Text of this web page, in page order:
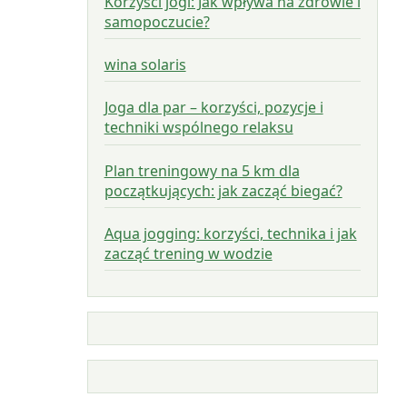
samopoczucie?
wina solaris
Joga dla par – korzyści, pozycje i
techniki wspólnego relaksu
Plan treningowy na 5 km dla
początkujących: jak zacząć biegać?
Aqua jogging: korzyści, technika i jak
zacząć trening w wodzie